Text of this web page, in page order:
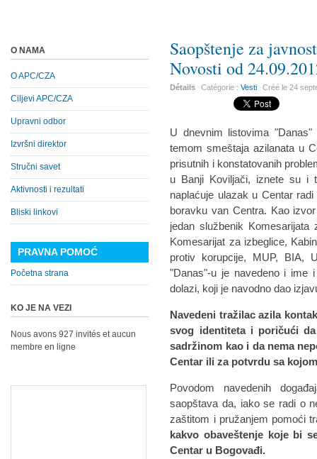
Saopštenje za
Novosti od
Détails Catégorie :Vesti Créé le24
U dnevnim listovima
temom smeštaja azilanata u
prisutnih i konstatovanih
u Banji Koviljači, iznete su i
naplaćuje ulazak u Centar
boravku van Centra. Kao
jedan službenik
Komesarijat za izbeglice,
protiv korupcije, MUP, BIA,
"Danas"-u je navedeno i ime
dolazi, koji je navodno dao
Navedeni tražilac azila
svog identiteta i poričući
sadržinom kao i da nema
Centar ili za potvrdu sa
Povodom navedenih
saopštava da, iako se radi o
zaštitom i pružanjem pomoći
kakvo obaveštenje koje bi
Centar u Bogovađi.
O NAMA
O APC/CZA
Ciljevi APC/CZA
Upravni odbor
Izvršni direktor
Stručni savet
Aktivnosti i rezultati
Bliski linkovi
PRAVNA POMOĆ
Početna strana
KO JE NA VEZI
Nous avons 927 invités et aucun
membre en ligne